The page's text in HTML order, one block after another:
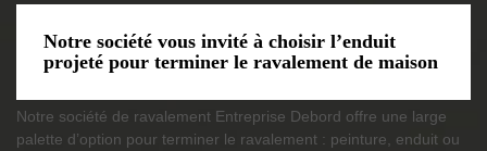
Notre société vous invité à choisir l’enduit
projeté pour terminer le ravalement de maison
Notre société de ravalement Entreprise Debord offre une large
palette d’option pour terminer le ravalement : peinture, enduit ou